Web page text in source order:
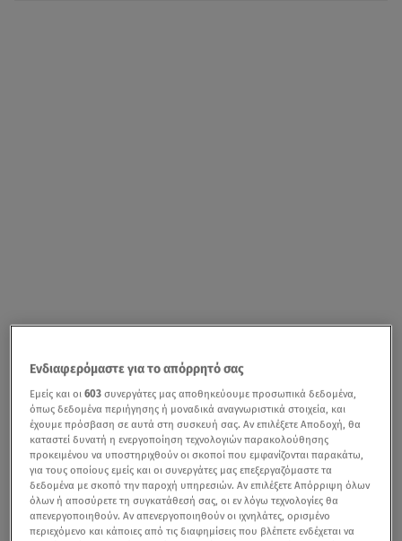
Ενδιαφερόμαστε για το απόρρητό σας
Εμείς και οι603 συνεργάτες μας αποθηκεύουμε προσωπικά δεδομένα,
όπως δεδομένα περιήγησης ή μοναδικά αναγνωριστικά στοιχεία, και
έχουμε πρόσβαση σε αυτά στη συσκευή σας. Αν επιλέξετε Αποδοχή, θα
καταστεί δυνατή η ενεργοποίηση τεχνολογιών παρακολούθησης
προκειμένου να υποστηριχθούν οι σκοποί που εμφανίζονται παρακάτω,
για τους οποίους εμείς και οι συνεργάτες μας επεξεργαζόμαστε τα
δεδομένα με σκοπό την παροχή υπηρεσιών. Αν επιλέξετε Απόρριψη όλων
όλων ή αποσύρετε τη συγκατάθεσή σας, οι εν λόγω τεχνολογίες θα
απενεργοποιηθούν. Αν απενεργοποιηθούν οι ιχνηλάτες, ορισμένο
περιεχόμενο και κάποιες από τις διαφημίσεις που βλέπετε ενδέχεται να